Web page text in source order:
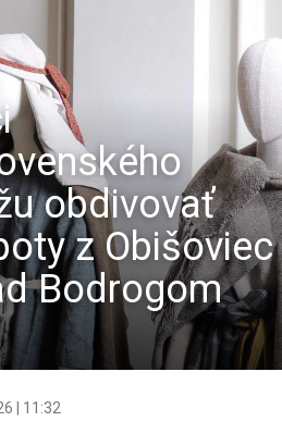
obdivovať
z Obišoviec
Bodrogom
| 11:32